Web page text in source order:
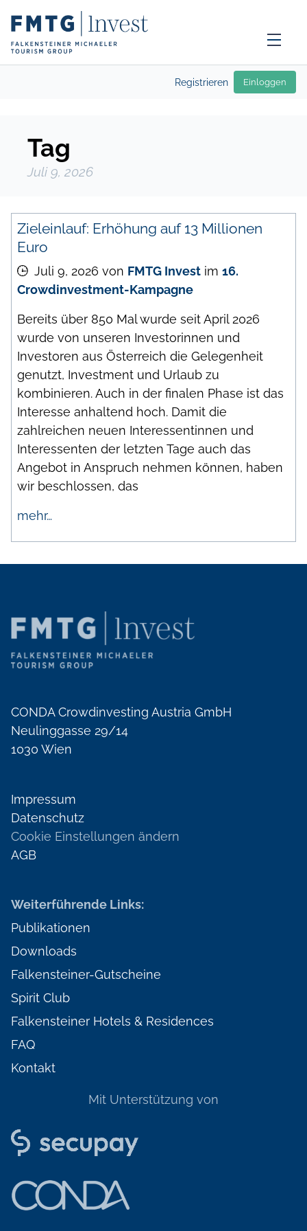
Registrieren Einloggen
Tag
Juli 9, 2026
Zieleinlauf: Erhöhung auf 13 Millionen
Euro
Juli 9, 2026 von FMTG Invest im 16.
Crowdinvestment-Kampagne
Bereits über 850 Mal wurde seit April 2026
wurde von unseren Investorinnen und
Investoren aus Österreich die Gelegenheit
genutzt, Investment und Urlaub zu
kombinieren. Auch in der finalen Phase ist das
Interesse anhaltend hoch. Damit die
zahlreichen neuen Interessentinnen und
Interessenten der letzten Tage auch das
Angebot in Anspruch nehmen können, haben
wir beschlossen, das
mehr…
CONDA Crowdinvesting Austria GmbH
Neulinggasse 29/14
1030 Wien
Impressum
Datenschutz
Cookie Einstellungen ändern
AGB
Weiterführende Links:
Publikationen
Downloads
Falkensteiner-Gutscheine
Spirit Club
Falkensteiner Hotels & Residences
FAQ
Kontakt
Mit Unterstützung von